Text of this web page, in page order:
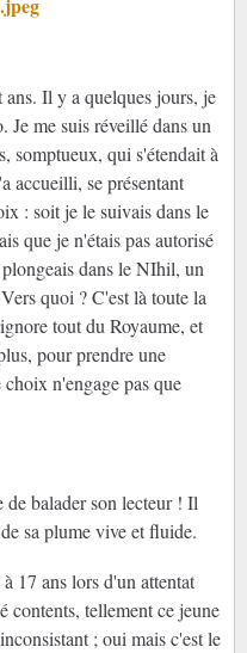
Il y a quelques jours, je
Je me suis réveillé dans un
somptueux, qui s'étendait à
accueilli, se présentant
: soit je le suivais dans le
que je n'étais pas autorisé
dans le NIhil, un
quoi ? C'est là toute la
tout du Royaume, et
pour prendre une
n'engage pas que
balader son lecteur ! Il
sa plume vive et fluide.
17 ans lors d'un attentat
contents, tellement ce jeune
; oui mais c'est le